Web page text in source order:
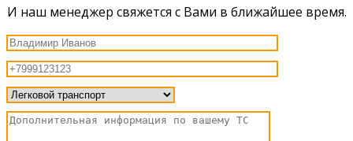
И наш менеджер свяжется с Вами в ближайшее время.